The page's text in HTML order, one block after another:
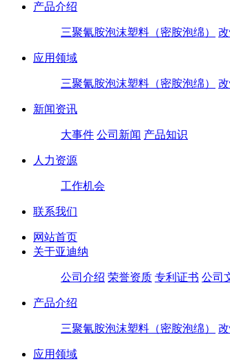
产品介绍
三聚氰胺泡沫塑料（密胺泡绵）
应用领域
三聚氰胺泡沫塑料（密胺泡绵）
新闻资讯
大事件 公司新闻 产品知识
人力资源
工作机会
联系我们
网站首页
关于亚迪纳
公司介绍 荣誉资质 专利证书 公司
产品介绍
三聚氰胺泡沫塑料（密胺泡绵）
应用领域